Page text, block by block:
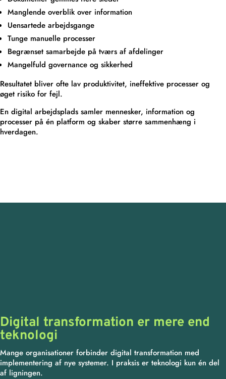
Manglende overblik over information
Uensartede arbejdsgange
Tunge manuelle processer
Begrænset samarbejde på tværs af afdelinger
Mangelfuld governance og sikkerhed
Resultatet bliver ofte lav produktivitet, ineffektive processer og
øget risiko for fejl.
En digital arbejdsplads samler mennesker, information og
processer på én platform og skaber større sammenhæng i
hverdagen.
Digital transformation er mere end
teknologi
Mange organisationer forbinder digital transformation med
implementering af nye systemer. I praksis er teknologi kun én del
af ligningen.